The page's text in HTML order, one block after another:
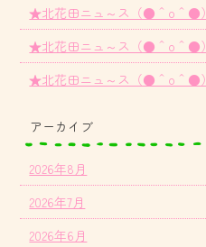
★北花田ニュ～ス（●＾o＾●）
★北花田ニュ～ス（●＾o＾●）
★北花田ニュ～ス（●＾o＾●）
アーカイブ
2026年8月
2026年7月
2026年6月